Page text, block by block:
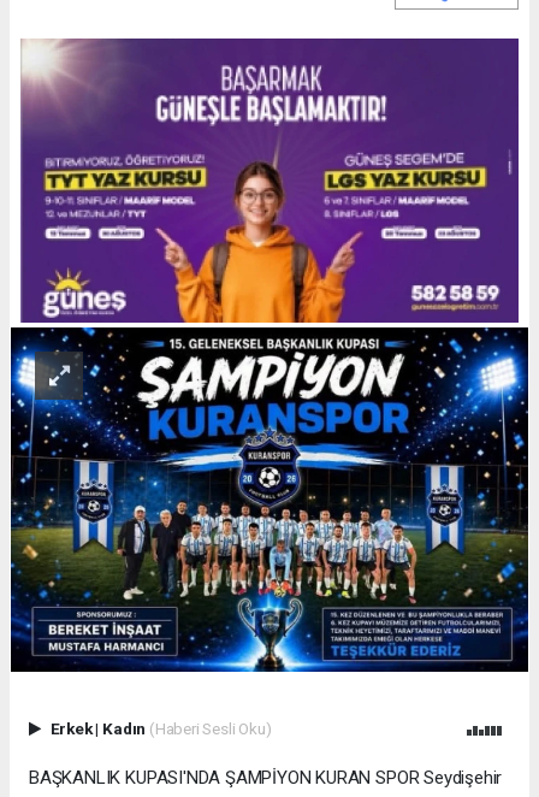
Erkek| Kadın (Haberi Sesli Oku)
BAŞKANLIK KUPASI'NDA ŞAMPİYON KURAN SPOR Seydişehir